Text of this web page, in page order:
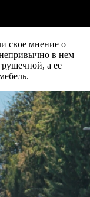
свое мнение о
в нем
а ее